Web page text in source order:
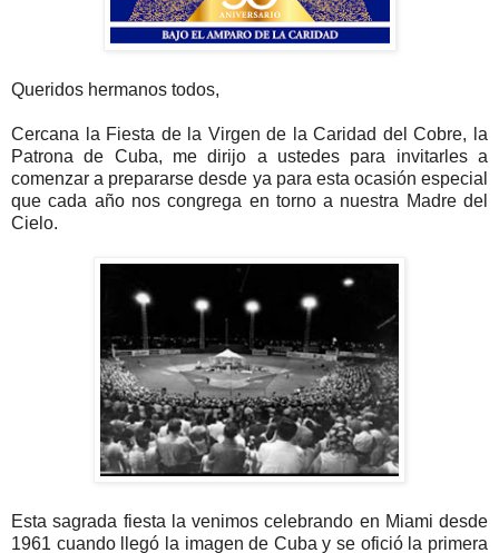
Queridos hermanos todos,
Cercana la Fiesta de la Virgen de la Caridad del Cobre, la
Patrona de Cuba, me dirijo a ustedes para invitarles a
comenzar a prepararse desde ya para esta ocasión especial
que cada año nos congrega en torno a nuestra Madre del
Cielo.
Esta sagrada fiesta la venimos celebrando en Miami desde
1961 cuando llegó la imagen de Cuba y se ofició la primera